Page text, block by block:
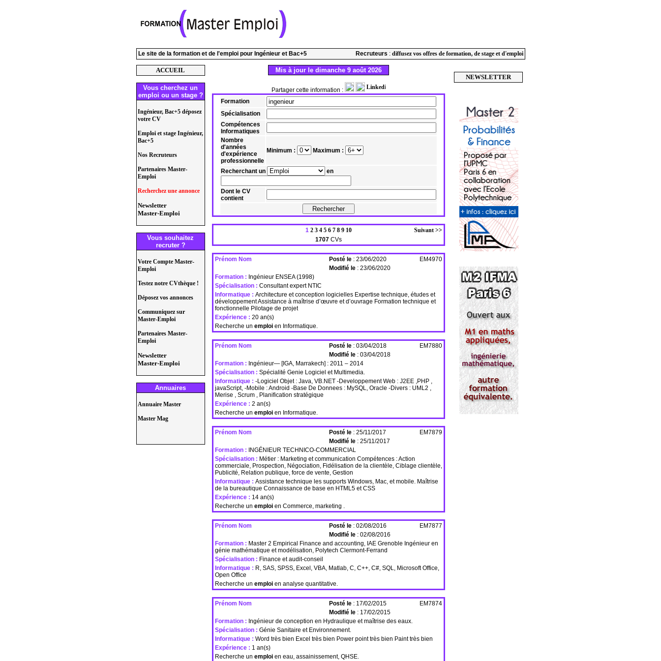
Le site de la formation et de l'emploi pour Ingénieur et Bac+5 Recruteurs : diffusez vos offres de formation, de stage et d'emploi
ACCUEIL
Vous cherchez un
emploi ou un stage ?
Ingénieur, Bac+5 déposez
votre CV
Emploi et stage Ingénieur,
Bac+5
Nos Recruteurs
Partenaires Master-
Emploi
Recherchez une annonce
Newsletter
Master-Emploi
Vous souhaitez
recruter ?
Votre Compte Master-
Emploi
Testez notre CVthèque !
Déposez vos annonces
Communiquez sur
Master-Emploi
Partenaires Master-
Emploi
Newsletter
Master-Emploi
Annuaires
Annuaire Master
Master Mag
Mis à jour le dimanche 9 août 2026
Partager cette information :
Formation
Spécialisation
Compétences
Informatiques
Nombre
d'années
d'expérience
professionnelle
Minimum : Maximum :
Recherchant un en
Dont le CV
contient
1 2 3 4 5 6 7 8 9 10
Suivant >>
1707CVs
Prénom Nom Posté le: 23/06/2020
EM4970
Modifié le: 23/06/2020
Formation : Ingénieur ENSEA (1998)
Spécialisation : Consultant expert NTIC
Informatique : Architecture et conception logicielles Expertise technique, études et
développement Assistance à maîtrise d’œuvre et d’ouvrage Formation technique et
fonctionnelle Pilotage de projet
Expérience : 20 an(s)
Recherche un emploien Informatique.
Prénom Nom Posté le: 03/04/2018
EM7880
Modifié le: 03/04/2018
Formation : Ingénieur— [IGA, Marrakech] : 2011 – 2014
Spécialisation : Spécialité Genie Logiciel et Multimedia.
Informatique : -Logiciel Objet : Java, VB.NET -Developpement Web : J2EE ,PHP ,
javaScript, -Mobile : Android -Base De Donnees : MySQL, Oracle -Divers : UML2 ,
Merise , Scrum , Planification stratégique
Expérience : 2 an(s)
Recherche un emploien Informatique.
Prénom Nom Posté le: 25/11/2017
EM7879
Modifié le: 25/11/2017
Formation :
INGÉNIEUR TECHNICO-COMMERCIAL
Spécialisation : Métier : Marketing et communication Compétences : Action
commerciale, Prospection, Négociation, Fidélisation de la clientèle, Ciblage clientèle,
Publicité, Relation publique, force de vente, Gestion
Informatique : Assistance technique les supports Windows, Mac, et mobile. Maîtrise
de la bureautique Connaissance de base en HTML5 et CSS
Expérience : 14 an(s)
Recherche un emploien Commerce, marketing .
Prénom Nom Posté le: 02/08/2016
EM7877
Modifié le: 02/08/2016
Formation : Master 2 Empirical Finance and accounting, IAE Grenoble Ingénieur en
génie mathématique et modélisation, Polytech Clermont-Ferrand
Spécialisation : Finance et audit-conseil
Informatique : R, SAS, SPSS, Excel, VBA, Matlab, C, C++, C#, SQL, Microsoft Office,
Open Office
Recherche un emploien analyse quantitative.
Prénom Nom Posté le: 17/02/2015
EM7874
Modifié le: 17/02/2015
Formation : Ingénieur de conception en Hydraulique et maîtrise des eaux.
Spécialisation : Génie Sanitaire et Environnement.
Informatique : Word très bien Excel très bien Power point très bien Paint très bien
Expérience : 1 an(s)
Recherche un emploien eau, assainissement, QHSE.
NEWSLETTER